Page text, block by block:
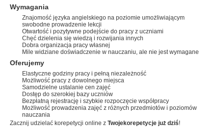
Wymagania
Znajomość języka angielskiego na poziomie umożliwiającym
swobodne prowadzenie lekcji
Otwartość i pozytywne podejście do pracy z uczniami
Chęć dzielenia się wiedzą i rozwijania innych
Dobra organizacja pracy własnej
Mile widziane doświadczenie w nauczaniu, ale nie jest wymagane
Oferujemy
Elastyczne godziny pracy i pełną niezależność
Możliwość pracy z dowolnego miejsca
Samodzielne ustalanie cen zajęć
Dostęp do szerokiej bazy uczniów
Bezpłatną rejestrację i szybkie rozpoczęcie współpracy
Możliwość prowadzenia zajęć z różnych przedmiotów i poziomów
nauczania
Zacznij udzielać korepetycji online z Twojekorepetycje już dziś!